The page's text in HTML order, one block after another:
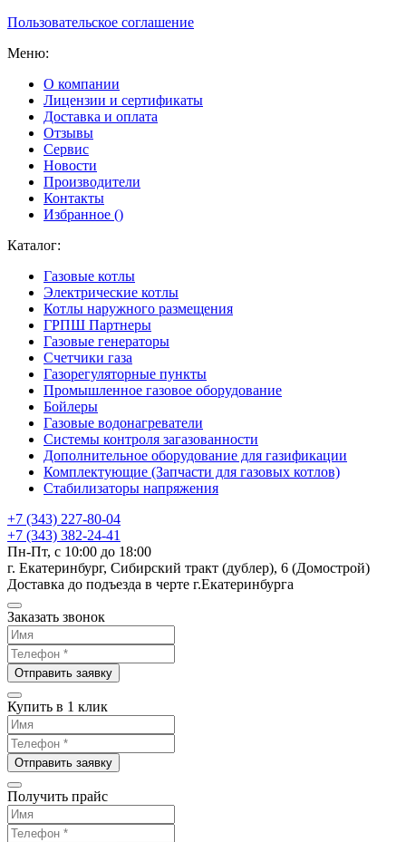
Пользовательское соглашение
Меню:
О компании
Лицензии и сертификаты
Доставка и оплата
Отзывы
Сервис
Новости
Производители
Контакты
Избранное ()
Каталог:
Газовые котлы
Электрические котлы
Котлы наружного размещения
ГРПШ Партнеры
Газовые генераторы
Счетчики газа
Газорегуляторные пункты
Промышленное газовое оборудование
Бойлеры
Газовые водонагреватели
Системы контроля загазованности
Дополнительное оборудование для газификации
Комплектующие (Запчасти для газовых котлов)
Стабилизаторы напряжения
+7 (343) 227-80-04
+7 (343) 382-24-41
Пн-Пт, с 10:00 до 18:00
г. Екатеринбург, Сибирский тракт (дублер), 6 (Домострой)
Доставка до подъезда в черте г.Екатеринбурга
Заказать звонок
Отправить заявку
Купить в 1 клик
Отправить заявку
Получить прайс